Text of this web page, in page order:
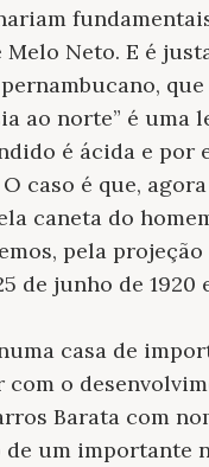
Melo Neto. E é
ao norte” é
é ácida e
caso é que,
caneta do
pela
de junho de 1920
casa de
com o
Barata com
de um importante